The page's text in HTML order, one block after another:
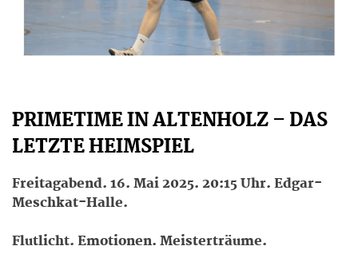
PRIMETIME IN ALTENHOLZ – DAS
LETZTE HEIMSPIEL
Freitagabend. 16. Mai 2025. 20:15 Uhr. Edgar-
Meschkat-Halle.
Flutlicht. Emotionen. Meisterträume.